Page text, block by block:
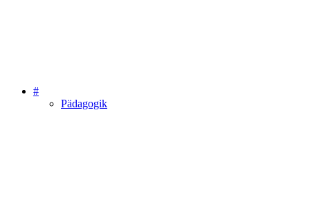
#
Pädagogik